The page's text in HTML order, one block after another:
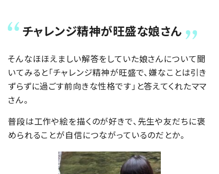
チャレンジ精神が旺盛な娘さん
そんなほほえましい解答をしていた娘さんについて聞
いてみると「チャレンジ精神が旺盛で、嫌なことは引き
ずらずに過ごす前向きな性格です」と答えてくれたママ
さん。
普段は工作や絵を描くのが好きで、先生や友だちに褒
められることが自信につながっているのだとか。